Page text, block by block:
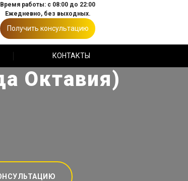
Время работы: с 08:00 до 22:00
Ежедневно, без выходных.
Получить консультацию
КОНТАКТЫ
Октавия)